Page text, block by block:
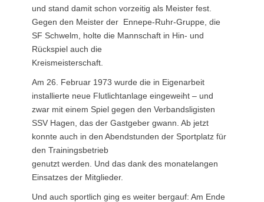
und stand damit schon vorzeitig als Meister fest.
Gegen den Meister der Ennepe-Ruhr-Gruppe, die
SF Schwelm, holte die Mannschaft in Hin- und
Rückspiel auch die
Kreismeisterschaft.
Am 26. Februar 1973 wurde die in Eigenarbeit
installierte neue Flutlichtanlage eingeweiht – und
zwar mit einem Spiel gegen den Verbandsligisten
SSV Hagen, das der Gastgeber gwann. Ab jetzt
konnte auch in den Abendstunden der Sportplatz für
den Trainingsbetrieb
genutzt werden. Und das dank des monatelangen
Einsatzes der Mitglieder.
Und auch sportlich ging es weiter bergauf: Am Ende